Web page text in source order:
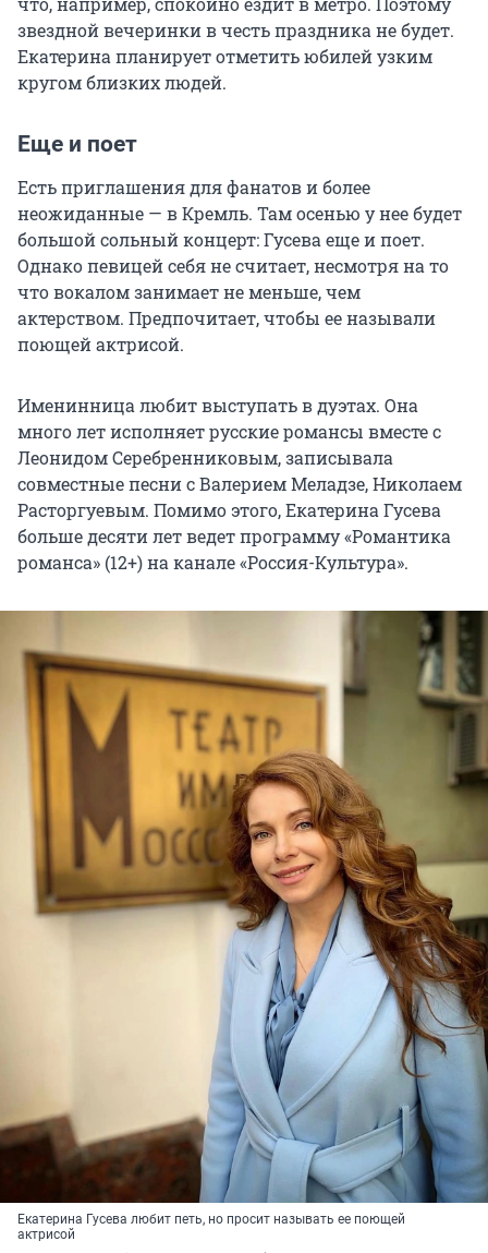
звездной вечеринки в честь праздника не будет.
Екатерина планирует отметить юбилей узким
кругом близких людей.
Еще и поет
Есть приглашения для фанатов и более
неожиданные — в Кремль. Там осенью у нее будет
большой сольный концерт: Гусева еще и поет.
Однако певицей себя не считает, несмотря на то
что вокалом занимает не меньше, чем
актерством. Предпочитает, чтобы ее называли
поющей актрисой.
Именинница любит выступать в дуэтах. Она
много лет исполняет русские романсы вместе с
Леонидом Серебренниковым, записывала
совместные песни с Валерием Меладзе, Николаем
Расторгуевым. Помимо этого, Екатерина Гусева
больше десяти лет ведет программу «Романтика
романса» (12+) на канале «Россия-Культура».
Екатерина Гусева любит петь, но просит называть ее поющей
актрисой